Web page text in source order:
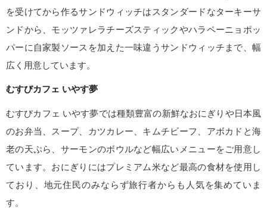
を受けてから作るサンドウィッチはスタンダードなターキーサ
ンドから、モッツァレラチーズスティックやハラペーニョポッ
パーに自家製ソースを加えた一味違うサンドウィッチまで、幅
広く用意しています。
むすびカフェ いやす夢
むすびカフェ いやす夢では種類豊富の新鮮なおにぎりや日本風
のお弁当、スープ、カツカレー、キムチビーフ、アボカドと海
老の天ぷら、サーモンのボウルなど幅広いメニューをご用意し
ています。おにぎりにはプレミアム米など最高の食材を使用し
ており、地元住民のみならず旅行者からも人気を集めていま
す。